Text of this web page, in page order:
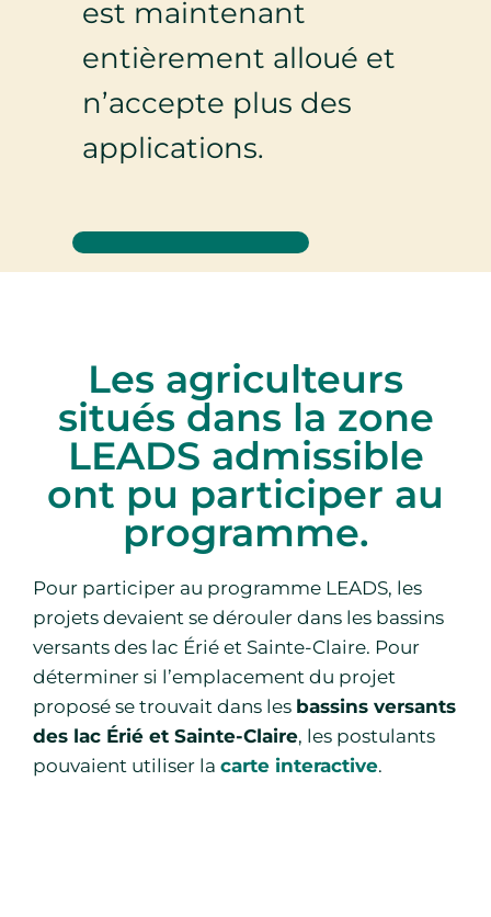
est maintenant
entièrement alloué et
n’accepte plus des
applications.
Les agriculteurs
situés dans la zone
LEADS admissible
ont pu participer au
programme.
Pour participer au programme LEADS, les
projets devaient se dérouler dans les bassins
versants des lac Érié et Sainte-Claire. Pour
déterminer si l’emplacement du projet
proposé se trouvait dans les bassins versants
des lac Érié et Sainte-Claire, les postulants
pouvaient utiliser la carte interactive.